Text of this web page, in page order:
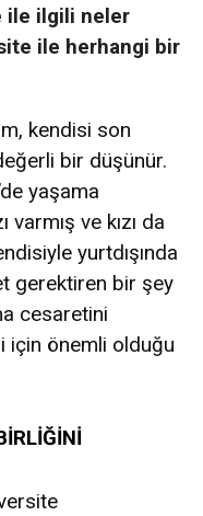
ile ilgili neler
ile herhangi bir
kendisi son
bir düşünür.
yaşama
ve kızı da
yurtdışında
gerektiren bir şey
cesaretini
için önemli olduğu